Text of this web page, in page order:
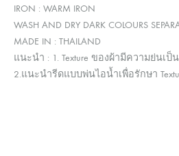
IRON : WARM IRON
WASH AND DRY DARK COLOURS
MADE IN : THAILAND
แนะนำ : 1. Texture ของผ้ามีความย่นเป็
2.แนะนำรีดแบบพ่นไอน้ำเพื่อรักษา